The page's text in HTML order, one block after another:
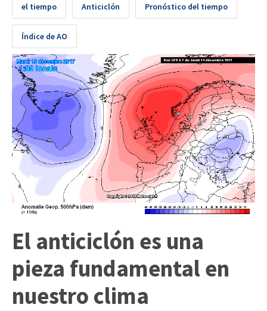
el tiempo Anticiclón Pronóstico del tiempo
Índice de AO
El anticiclón es una
pieza fundamental en
nuestro clima